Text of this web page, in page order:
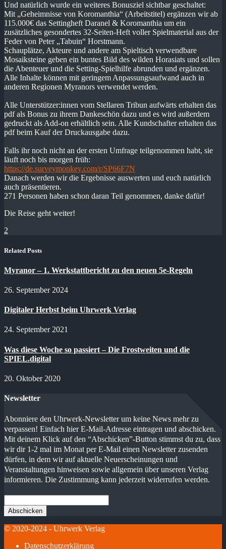
Und natürlich wurde ein weiteres Bonusziel sichtbar geschaltet:
Mit „Geheimnisse von Koromanthia“ (Arbeitstitel) ergänzen wir ab
115.000€ das Settingheft Daranel & Koromanthia um ein
zusätzliches gesondertes 32-Seiten-Heft voller Spielmaterial aus der
Feder von Peter „Tabuin“ Horstmann.
Schauplätze, Akteure und andere am Spieltisch verwendbare
Mosaiksteine geben ein buntes Bild des wilden Horasiats und sollen
die Abenteuer und die Setting-Spielhilfe abrunden und ergänzen.
Alle Inhalte können mit geringem Anpassungsaufwand auch in
anderen Regionen Myranors verwendet werden.
Alle Unterstützer:innen vom Stellaren Tribun aufwärts erhalten das
pdf als Bonus zu ihrem Dankeschön dazu und es wird außerdem
gedruckt als Add-on erhältlich sein. Alle Kundschafter erhalten das
pdf beim Kauf der Druckausgabe dazu.
Falls ihr noch nicht an der ersten Umfrage teilgenommen habt, sie
läuft noch bis morgen früh:
https://de.surveymonkey.com/r/SP66F7N
Danach werden wir die Ergebnisse auswerten und euch natürlich
auch präsentieren.
271 Personen haben schon daran Teil genommen, danke dafür!
Die Reise geht weiter!
2
Related Posts
Myranor – 1. Werkstattbericht zu den neuen 5e-Regeln
26. September 2024
Digitaler Herbst beim Uhrwerk Verlag
24. September 2021
Was diese Woche so passiert – Die Frostweiten und die
SPIEL.digital
20. Oktober 2020
Newsletter
Abonniere den Uhrwerk-Newsletter um keine News mehr zu
verpassen! Einfach hier E-Mail-Adresse eintragen und abschicken.
Mit deinem Klick auf den “Abschicken”-Button stimmst du zu, dass
wir dir 1-2 mal im Monat per E-Mail einen Newsletter zusenden
dürfen, in dem wir auf aktuelle Neuerscheinungen und
Veranstaltungen hinweisen sowie allgemein über unseren Verlag
informieren. Die Zustimmung kann jederzeit widerrufen werden.
© 2020-2024 - Uhrwerk Verlag
Datenschutzerklärung